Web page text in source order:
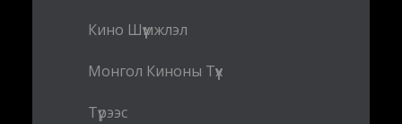
Кино Шүүмжлэл
Монгол Киноны Түүх
Түрээс